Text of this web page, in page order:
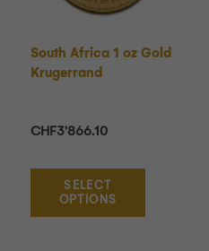
South Africa 1 oz Gold
Krugerrand
CHF3'866.10
SELECT
OPTIONS